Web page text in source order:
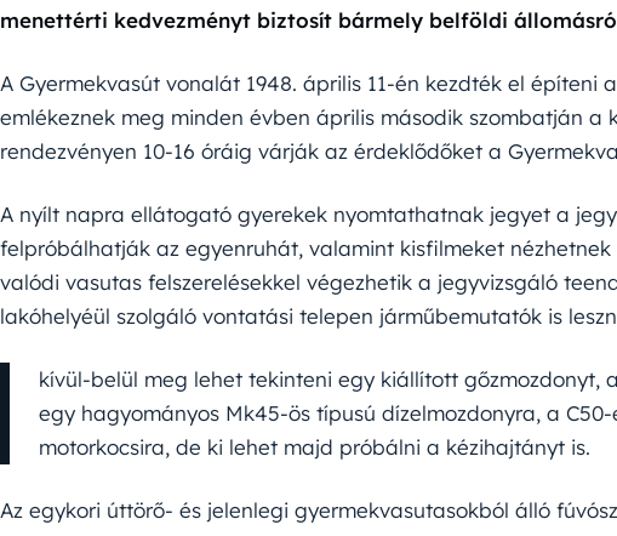
menettérti kedvezményt biztosít bármely belföldi
A Gyermekvasút vonalát 1948. április 11-én kezdték el építeni
emlékeznek meg minden évben április második szombatján a
rendezvényen 10-16 óráig várják az érdeklődőket a
A nyílt napra ellátogató gyerekek nyomtathatnak jegyet a
felpróbálhatják az egyenruhát, valamint kisfilmeket
valódi vasutas felszerelésekkel végezhetik a jegyvizsgáló
lakóhelyéül szolgáló vontatási telepen járműbemutatók is
kívül-belül meg lehet tekinteni egy kiállított gőzmozdonyt,
egy hagyományos Mk45-ös típusú dízelmozdonyra, a
motorkocsira, de ki lehet majd próbálni a kézihajtányt is.
Az egykori úttörő- és jelenlegi gyermekvasutasokból álló